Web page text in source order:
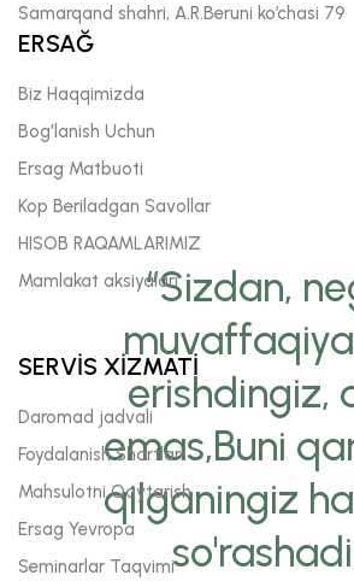
“Sizdan,
erishdingiz,
emas,Buni
qilganingiz
Samarqand shahri, A.R.Beruni ko’chasi 79
ERSAĞ
Biz Haqqimizda
Bog'lanish Uchun
Ersag Matbuoti
Kop Beriladgan Savollar
HISOB RAQAMLARIMIZ
Mamlakat aksiyalari
SERVİS XİZMATİ
Daromad jadvali
Foydalanish Shartlari
Mahsulotni Qaytarish
Ersag Yevropa
Seminarlar Taqvimi